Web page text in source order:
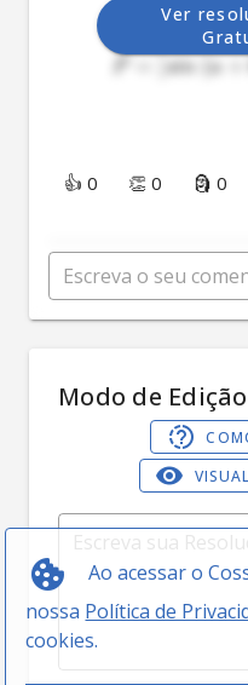
Ao acessar o
nossa Política de
cookies.
P sin
Ver
👍 0 👏 0 🗿 0
Modo de Edição